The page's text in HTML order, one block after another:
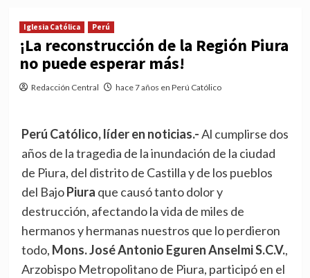
Iglesia Católica Perú
¡La reconstrucción de la Región Piura
no puede esperar más!
Redacción Central hace 7 años en Perú Católico
Perú Católico, líder en noticias.-Al cumplirse dos
años de la tragedia de la inundación de la ciudad
de Piura, del distrito de Castilla y de los pueblos
del BajoPiura que causó tanto dolor y
destrucción, afectando la vida de miles de
hermanos y hermanas nuestros que lo perdieron
todo, Mons. José Antonio Eguren Anselmi S.C.V.,
Arzobispo Metropolitano de Piura, participó en el